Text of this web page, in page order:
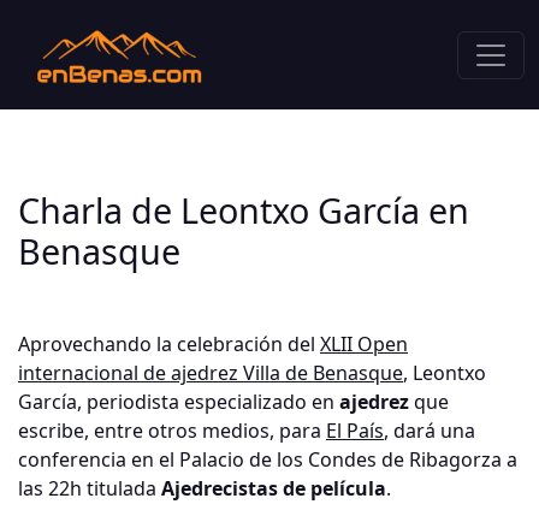
Charla de Leontxo García en
Benasque
Aprovechando la celebración del XLII Open
internacional de ajedrez Villa de Benasque, Leontxo
García, periodista especializado en ajedrezque
escribe, entre otros medios, para El País, dará una
conferencia en el Palacio de los Condes de Ribagorza a
las 22h titulada Ajedrecistas de película.